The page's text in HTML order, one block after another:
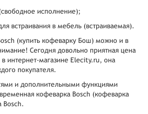
исполнение);
встраивания в мебель (встраиваемая).
(купить кофеварку Бош) можно и в
Сегодня довольно приятная цена
интернет-магазине Elecity.ru, она
покупателя.
и дополнительными функциями
кофеварка Bosch (кофеварка